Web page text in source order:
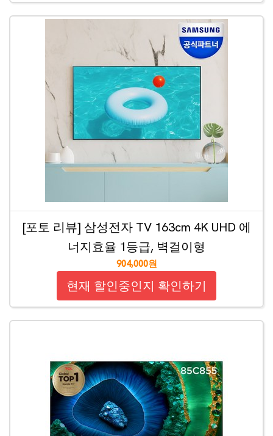
[포토 리뷰] 삼성전자 TV 163cm 4K UHD 에
너지효율 1등급, 벽걸이형
904,000원
현재 할인중인지 확인하기